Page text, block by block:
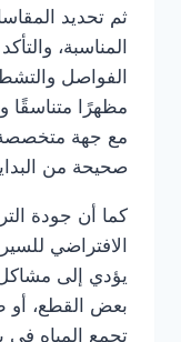
ثم تحديد
المناسبة،
الفواصل
مظهرًا متناسقًا
مع جهة
صحيحة من
كما أن جودة
الافتراضي
يؤدي إلى
بعض القطع، أو
تجمع المياه في